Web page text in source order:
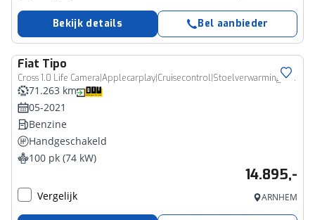
Bekijk details Bel aanbieder
Fiat Tipo
Cross 1.0 Life Camera|Applecarplay|Cruisecontrol|Stoelverwarming|Navi
71.263 km
05-2021
Benzine
Handgeschakeld
100 pk (74 kW)
14.895,-
Vergelijk ARNHEM